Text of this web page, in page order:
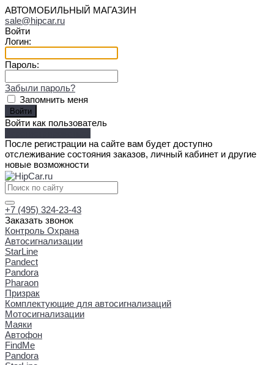
АВТОМОБИЛЬНЫЙ МАГАЗИН
sale@hipcar.ru
Войти
Логин:
Пароль:
Забыли пароль?
Запомнить меня
Войти как пользователь
После регистрации на сайте вам будет доступно
отслеживание состояния заказов, личный кабинет и другие
новые возможности
+7 (495) 324-23-43
Заказать звонок
Контроль Охрана
Автосигнализации
StarLine
Pandect
Pandora
Pharaon
Призрак
Комплектующие для автосигнализаций
Мотосигнализации
Маяки
Автофон
FindMe
Pandora